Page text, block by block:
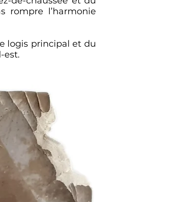
rompre l’harmonie
logis principal et du
est.